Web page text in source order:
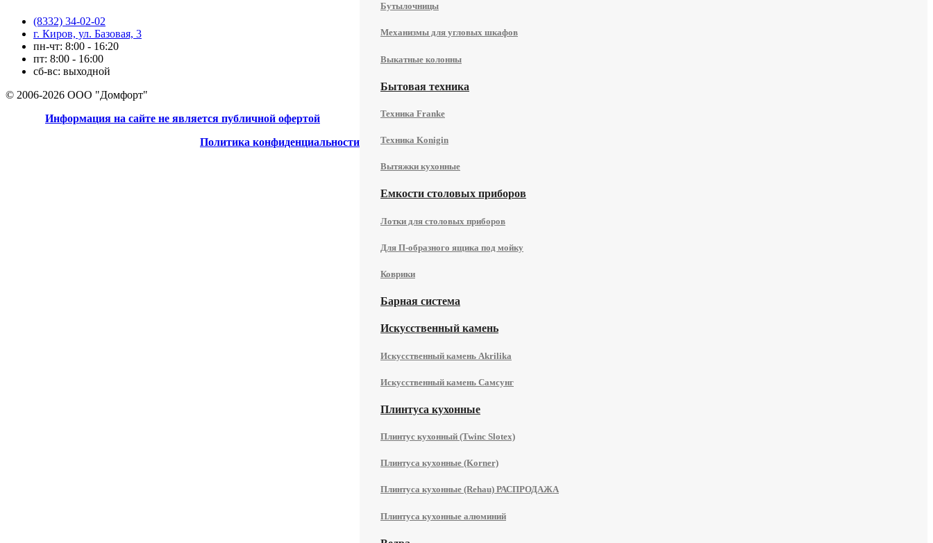
Бутылочницы
Механизмы для угловых шкафов
Выкатные колонны
Бытовая техника
Техника Franke
Техника Konigin
Вытяжки кухонные
Емкости столовых приборов
Лотки для столовых приборов
Для П-образного ящика под мойку
Коврики
Барная система
Искусственный камень
Искусственный камень Akrilika
Искусственный камень Самсунг
Плинтуса кухонные
Плинтус кухонный (Twinc Slotex)
Плинтуса кухонные (Korner)
Плинтуса кухонные (Rehau) РАСПРОДАЖА
Плинтуса кухонные алюминий
(8332) 34-02-02
г. Киров, ул. Базовая, 3
пн-чт: 8:00 - 16:20
пт: 8:00 - 16:00
сб-вс: выходной
© 2006-2026 ООО "Домфорт"
Информация на сайте не является публичной офертой
Политика конфиденциальности